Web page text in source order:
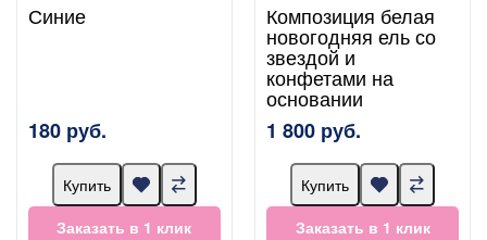
Синие
180 руб.
Купить
Заказать в 1 клик
Композиция белая
новогодняя ель со
звездой и
конфетами на
основании
1 800 руб.
Купить
Заказать в 1 клик